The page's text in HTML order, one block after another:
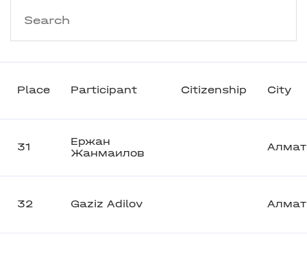
Place Participant Citizenship City
31
Ержан
Жанмаилов
32 Gaziz Adilov